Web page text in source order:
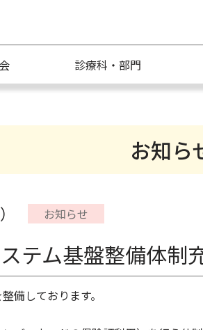
診療科・部門
お知ら
お知らせ
テム基盤整備体制
備しております。